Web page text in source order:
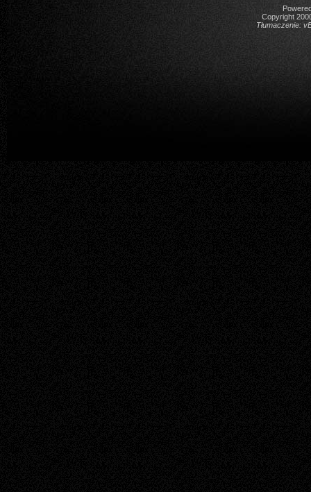
Copyright
Tłumaczenie: